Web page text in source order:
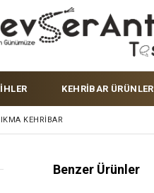
KEHRİBAR ÜRÜNLER
KEHRIBAR
Benzer Ürünler